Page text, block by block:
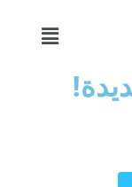
Menu